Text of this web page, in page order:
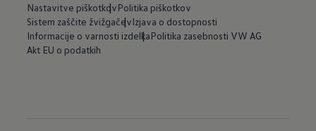
Nastavitve piškotkovPolitika piškotkov
Sistem zaščite žvižgačevIzjava o dostopnosti
Informacije o varnosti izdelkaPolitika zasebnosti VW AG
Akt EU o podatkih